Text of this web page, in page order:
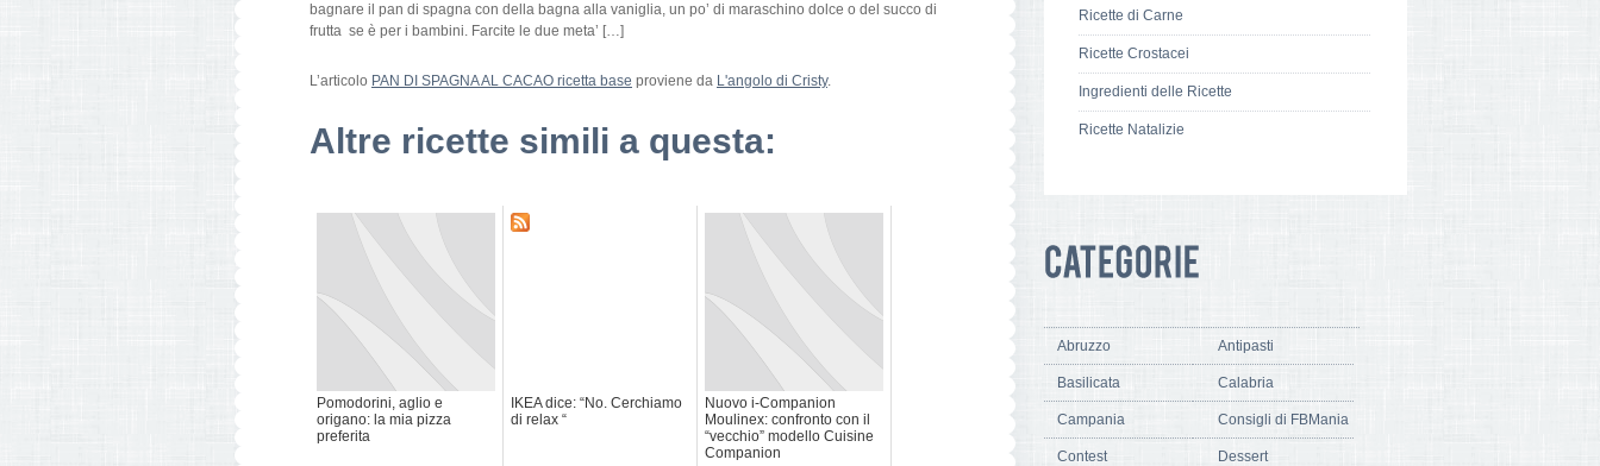
bagnare il pan di spagna con della bagna alla vaniglia, un po’ di maraschino dolce o del succo di
frutta se è per i bambini. Farcite le due meta’ […]
L’articolo PAN DI SPAGNA AL CACAO ricetta base proviene da L'angolo di Cristy.
Altre ricette simili a questa:
Pomodorini, aglio e
origano: la mia pizza
preferita
IKEA dice: “No. Cerchiamo
di relax “
Nuovo i-Companion
Moulinex: confronto con il
“vecchio” modello Cuisine
Companion
Ricette di Carne
Ricette Crostacei
Ingredienti delle Ricette
Ricette Natalizie
Abruzzo Antipasti
Basilicata Calabria
Campania Consigli di FBMania
Contest Dessert